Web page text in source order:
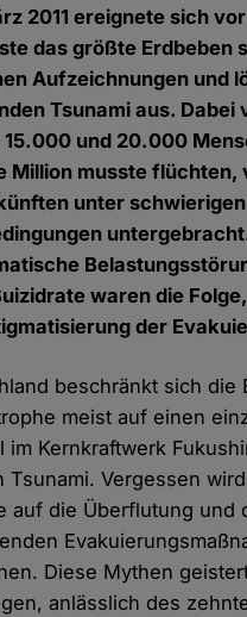
2011 ereignete sich
das größte Erdbeben
Aufzeichnungen und
Tsunami aus. Dabei
und 20.000
Million musste flüchten,
unter schwierigen
waren die
der
beschränkt sich die
meist auf einen
im Kernkraftwerk
Tsunami. Vergessen
auf die Überflutung und
Diese Mythen
anlässlich des